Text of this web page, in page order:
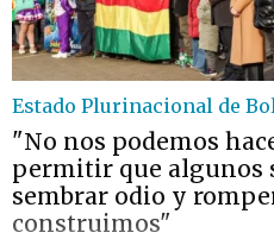
Estado Plurinacional de
"No nos podemos
permitir que algunos
sembrar odio y
construimos"